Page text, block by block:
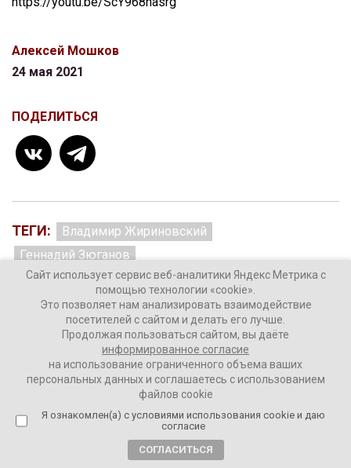
Алексей Мошков
24 мая 2021
ПОДЕЛИТЬСЯ
ТЕГИ:
Владимир Жириновский
Геннадий Зюганов
Комментировать
Политолог Сергей Марков* о
том, почему в Москве не верят
Сайт использует сервис веб-аналитики Яндекс Метрика с
помощью технологии «cookie».
Это позволяет нам анализировать взаимодействие
посетителей с сайтом и делать его лучше.
Продолжая пользоваться сайтом, вы даёте
информированное согласие
на использование ограниченного объема ваших
персональных данных и соглашаетесь с использованием
файлов cookie
Я ознакомлен(а) с условиями использования cookie и даю
согласие
СОГЛАСИТЬСЯ